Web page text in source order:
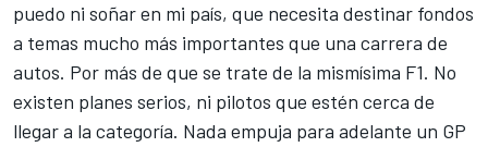
puedo ni soñar en mi país, que necesita destinar fondos
a temas mucho más importantes que una carrera de
autos. Por más de que se trate de la mismísima F1. No
existen planes serios, ni pilotos que estén cerca de
llegar a la categoría. Nada empuja para adelante un GP